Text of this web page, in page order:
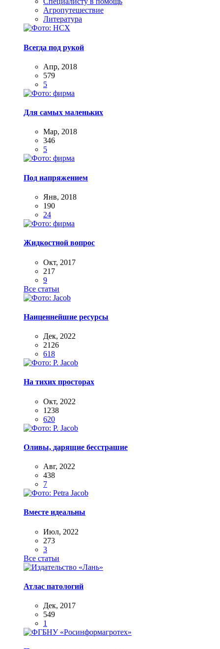
Агропутешествие
Литература
Всегда под рукой
Апр, 2018
579
5
Для самых маленьких
Мар, 2018
346
5
Под напряжением
Янв, 2018
190
24
Жидкостной вопрос
Окт, 2017
217
9
Все статьи
Наиценнейшие ресурсы
Дек, 2022
2126
618
На тихих просторах
Окт, 2022
1238
620
Оливы, дарящие бесстрашие
Авг, 2022
438
7
Вместе идеальны
Июл, 2022
273
3
Все статьи
Атлас патологий
Дек, 2017
549
1